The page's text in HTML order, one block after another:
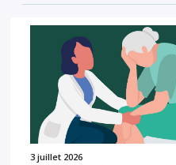
3 juillet 2026